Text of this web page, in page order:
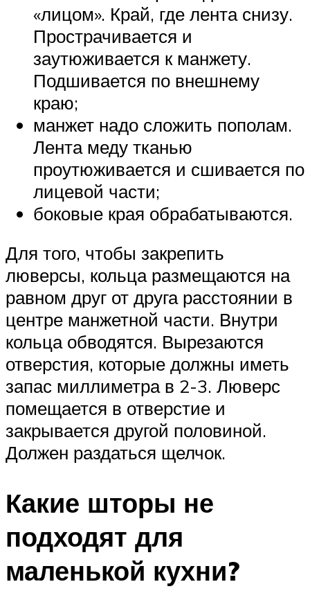
«лицом». Край, где лента снизу.
Прострачивается и
заутюживается к манжету.
Подшивается по внешнему
краю;
манжет надо сложить пополам.
Лента меду тканью
проутюживается и сшивается по
лицевой части;
боковые края обрабатываются.
Для того, чтобы закрепить
люверсы, кольца размещаются на
равном друг от друга расстоянии в
центре манжетной части. Внутри
кольца обводятся. Вырезаются
отверстия, которые должны иметь
запас миллиметра в 2-3. Люверс
помещается в отверстие и
закрывается другой половиной.
Должен раздаться щелчок.
Какие шторы не
подходят для
маленькой кухни?